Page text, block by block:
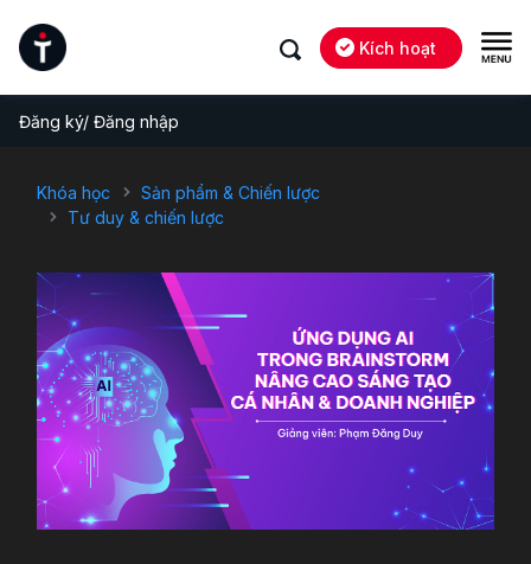
Kích hoạt
Đăng ký/ Đăng nhập
Khóa học
Sản phẩm & Chiến lược
Tư duy & chiến lược